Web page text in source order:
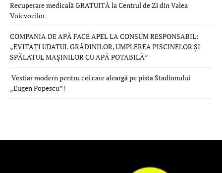
Recuperare medicală GRATUITĂ la Centrul de Zi din Valea
Voievozilor
COMPANIA DE APĂ FACE APEL LA CONSUM RESPONSABIL:
„EVITAȚI UDATUL GRĂDINILOR, UMPLEREA PISCINELOR ȘI
SPĂLATUL MAȘINILOR CU APĂ POTABILĂ”
Vestiar modern pentru cei care aleargă pe pista Stadionului
„Eugen Popescu”!